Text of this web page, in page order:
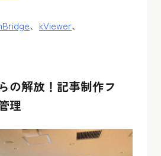
、 kViewer、
の解放！記事制作フ
理